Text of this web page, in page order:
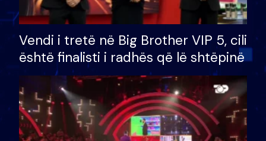
Vendi i tretë në Big Brother VIP 5, cili
është finalisti i radhës që lë shtëpinë